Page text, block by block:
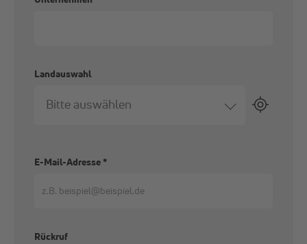
Landauswahl
Bitte auswählen
E-Mail-Adresse*
Rückruf